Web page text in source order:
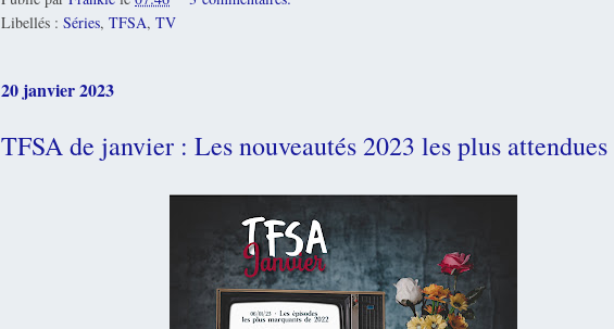
Libellés : Séries, TFSA, TV
20 janvier 2023
TFSA de janvier : Les nouveautés 2023 les plus attendues